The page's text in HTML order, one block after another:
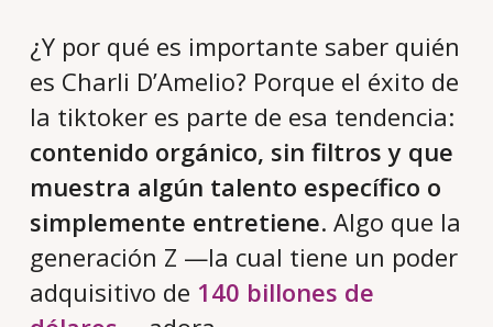
¿Y por qué es importante saber quién
es Charli D’Amelio? Porque el éxito de
la tiktoker es parte de esa tendencia:
contenido orgánico, sin filtros y que
muestra algún talento específico o
simplemente entretiene. Algo que la
generación Z —la cual tiene un poder
adquisitivo de 140 billones de